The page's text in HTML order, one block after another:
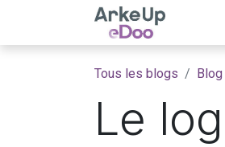
Tous les blogs
Le